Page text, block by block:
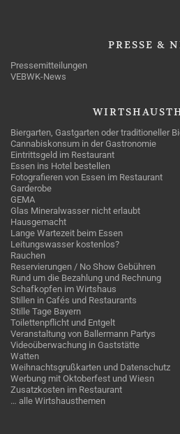
PRESSE &
Pressemitteilungen
VEBWK-News
Biergarten, Gastgarten oder traditioneller
Cannabiskonsum in der Gastronomie
Eintrittsgeld im Restaurant
Essen ins Hotel bestellen
Fotografieren von Essen im Restaurant
Garderobe
GEMA
Glas Mineralwasser nicht erlaubt
Hausgemacht
Lange Wartezeit beim Essen
Leitungswasser kostenlos?
Rauchen
Reservierungen / No Show Gebühren
Rund um die Bezahlung und Rechnung
Schafkopfen im Wirtshaus
Stillen in Cafés und Restaurants
Stille Tage Bayern
Toilettenpflicht und Entgelt
Veranstaltung von Ballermann Partys
Videoüberwachung in Gaststätte
Watten
Weihnachtsgrußkarten und Datenschutz
Werbung mit Oktoberfest und Wiesn
Zusatzkosten im Restaurant
… alle Wirtshausthemen